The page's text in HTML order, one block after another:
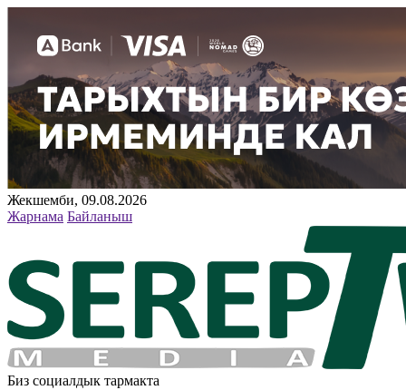
Жекшемби, 09.08.2026
Жарнама Байланыш
Биз социалдык тармакта